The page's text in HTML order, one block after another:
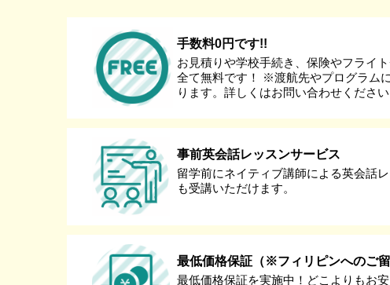
手数料0円です!!
お見積りや学校手続き、保険やフライ
全て無料です！ ※渡航先やプログラム
ります。詳しくはお問い合わせください
事前英会話レッスンサービス
留学前にネイティブ講師による英会話
も受講いただけます。
最低価格保証（※フィリピンへのご留
最低価格保証を実施中！どこよりもお安